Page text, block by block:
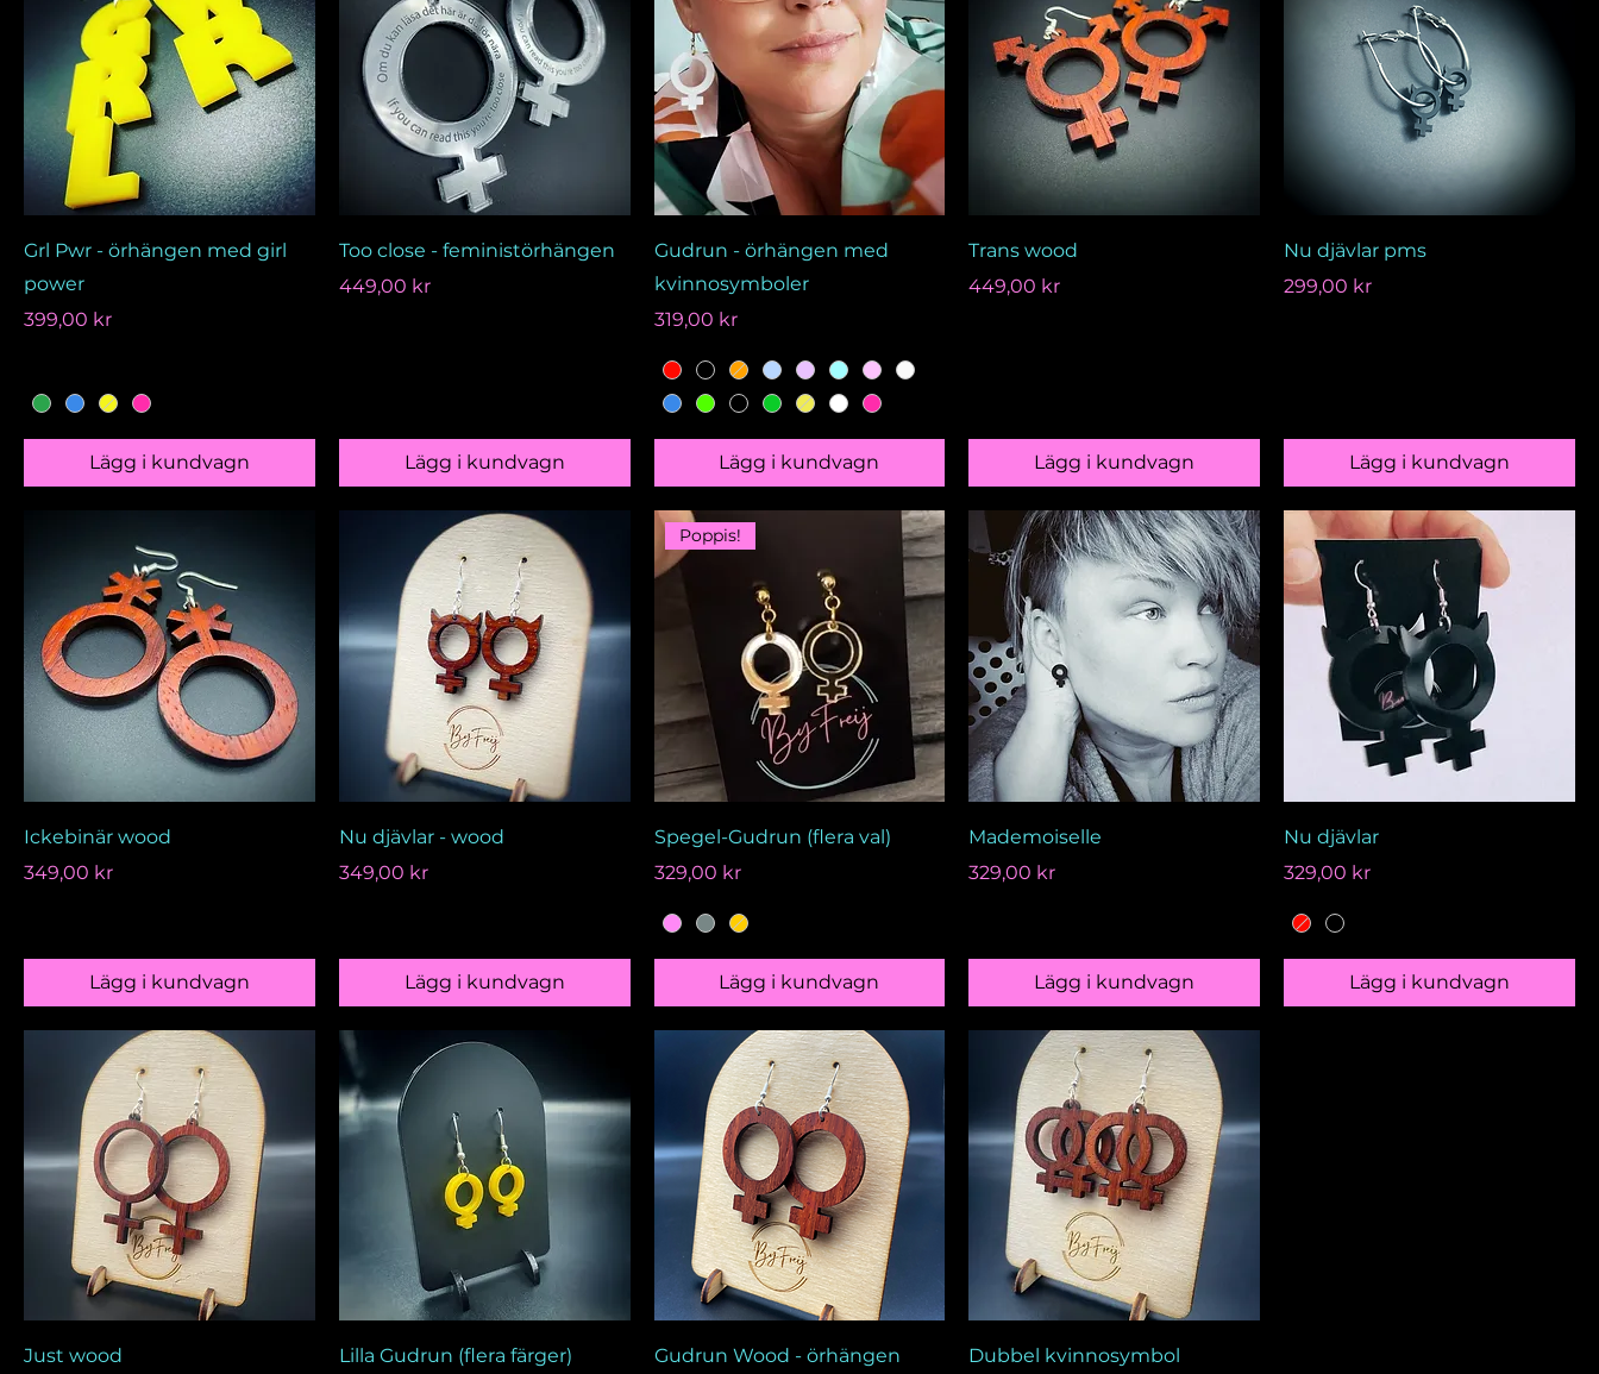
Grl Pwr - örhängen med girl
power
Pris
399,00 kr
Lägg i kundvagn
Too close - feministörhängen
Pris
449,00 kr
Lägg i kundvagn
Gudrun - örhängen med
kvinnosymboler
Pris
319,00 kr
Lägg i kundvagn
Trans wood
Pris
449,00 kr
Lägg i kundvagn
Nu djävlar pms
Pris
299,00 kr
Lägg i kundvagn
Ickebinär wood
Pris
349,00 kr
Lägg i kundvagn
Nu djävlar - wood
Pris
349,00 kr
Lägg i kundvagn
Poppis!
Spegel-Gudrun (flera val)
Pris
329,00 kr
Lägg i kundvagn
Mademoiselle
Pris
329,00 kr
Lägg i kundvagn
Nu djävlar
Pris
329,00 kr
Lägg i kundvagn
Just wood
Lilla Gudrun (flera färger)
Gudrun Wood - örhängen
Dubbel kvinnosymbol